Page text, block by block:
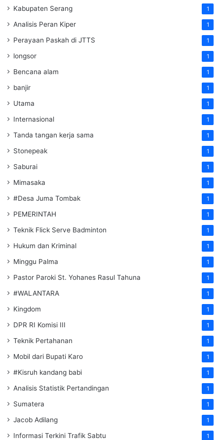
Kabupaten Serang 1
Analisis Peran Kiper 1
Perayaan Paskah di JTTS 1
longsor 1
Bencana alam 1
banjir 1
Utama 1
Internasional 1
Tanda tangan kerja sama 1
Stonepeak 1
Saburai 1
Mimasaka 1
#Desa Juma Tombak 1
PEMERINTAH 1
Teknik Flick Serve Badminton 1
Hukum dan Kriminal 1
Minggu Palma 1
Pastor Paroki St. Yohanes Rasul Tahuna 1
#WALANTARA 1
Kingdom 1
DPR RI Komisi III 1
Teknik Pertahanan 1
Mobil dari Bupati Karo 1
#Kisruh kandang babi 1
Analisis Statistik Pertandingan 1
Sumatera 1
Jacob Adilang 1
Informasi Terkini Trafik Sabtu 1